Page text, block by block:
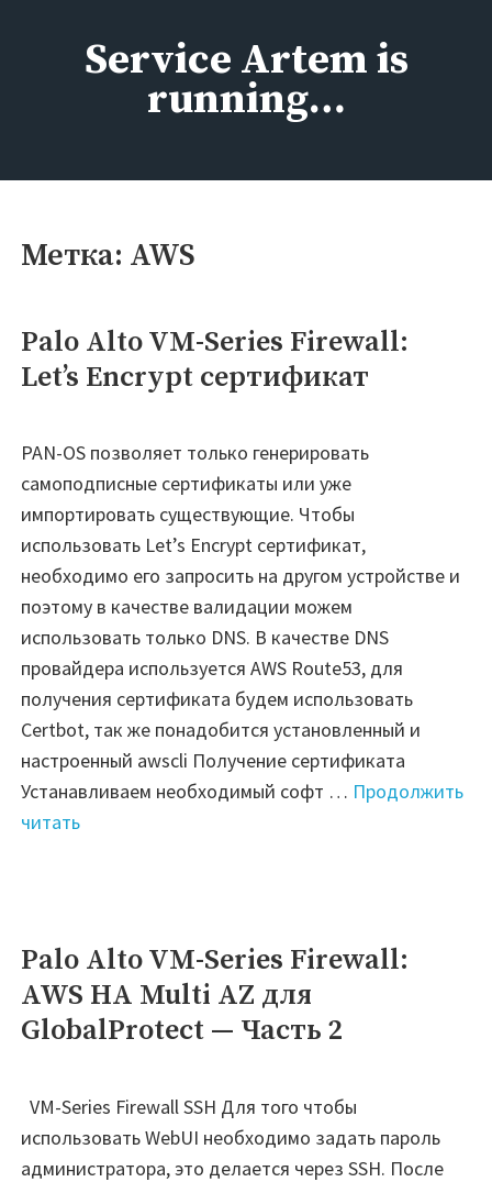
содержимомуService Artem is
running…
Метка: AWS
Palo Alto VM-Series Firewall:
Let’s Encrypt сертификат
PAN-OS позволяет только генерировать
самоподписные сертификаты или уже
импортировать существующие. Чтобы
использовать Let’s Encrypt сертификат,
необходимо его запросить на другом устройстве и
поэтому в качестве валидации можем
использовать только DNS. В качестве DNS
провайдера используется AWS Route53, для
получения сертификата будем использовать
Certbot, так же понадобится установленный и
настроенный awscli Получение сертификата
Устанавливаем необходимый софт … Продолжить
читать"Palo
Firewall:
Let’s
Encrypt
сертификат"
Palo Alto VM-Series Firewall:
AWS HA Multi AZ для
GlobalProtect — Часть 2
VM-Series Firewall SSH Для того чтобы
использовать WebUI необходимо задать пароль
администратора, это делается через SSH. После